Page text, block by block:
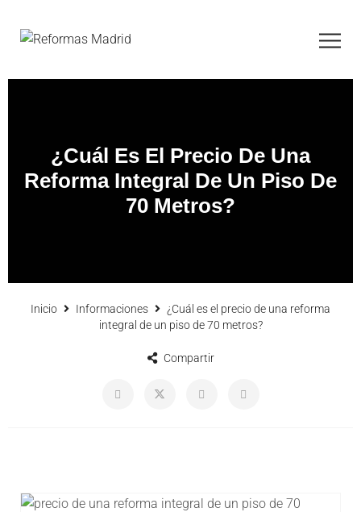
¿Cuál Es El Precio De Una
Reforma Integral De Un Piso De
70 Metros?
Inicio Informaciones
¿Cuál es el precio de una reforma
integral de un piso de 70 metros?
Compartir